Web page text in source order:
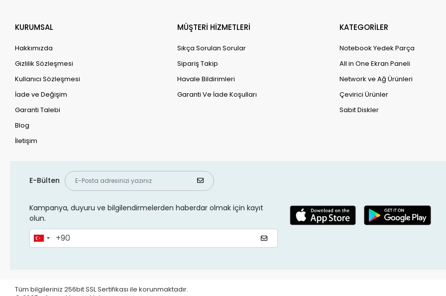
KURUMSAL
Hakkımızda
Gizlilik Sözleşmesi
Kullanıcı Sözleşmesi
İade ve Değişim
Garanti Talebi
Blog
İletişim
MÜŞTERİ HİZMETLERİ
Sıkça Sorulan Sorular
Sipariş Takip
Havale Bildirimleri
Garanti Ve İade Koşulları
KATEGORİLER
Notebook Yedek Parça
All in One Ekran Paneli
Network ve Ağ Ürünleri
Çevirici Ürünler
Sabit Diskler
E-Bülten
Kampanya, duyuru ve bilgilendirmelerden haberdar olmak için kayıt
olun.
Tüm bilgileriniz 256bit SSL Sertifikası ile korunmaktadır.